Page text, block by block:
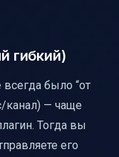
гибкий)
всегда было “от
канал) — чаще
Тогда вы
его